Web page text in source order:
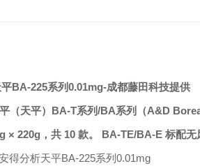
BA-225系列0.01mg-成都藤田科技提供
（天平）BA-T系列/BA系列（A&D
× 220g，共 10 款。 BA-TE/BA-E 标配无